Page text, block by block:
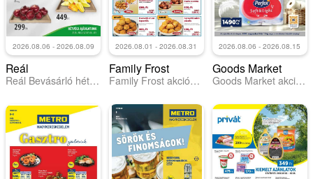
2026.08.06 - 2026.08.09
Reál
Reál Bevásárló hétvége - Kelet Magyarország
2026.08.01 - 2026.08.31
Family Frost
Family Frost akciós újság
2026.08.06 - 2026.08.15
Goods Market
Goods Market akciós újság